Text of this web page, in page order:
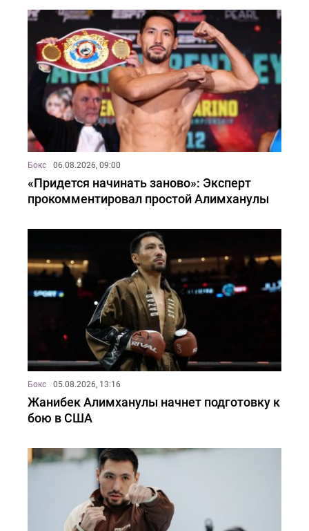
Бокс 06.08.2026, 09:00
«Придется начинать заново»: Эксперт
прокомментировал простой Алимханулы
Бокс 05.08.2026, 13:16
Жанибек Алимханулы начнет подготовку к
бою в США